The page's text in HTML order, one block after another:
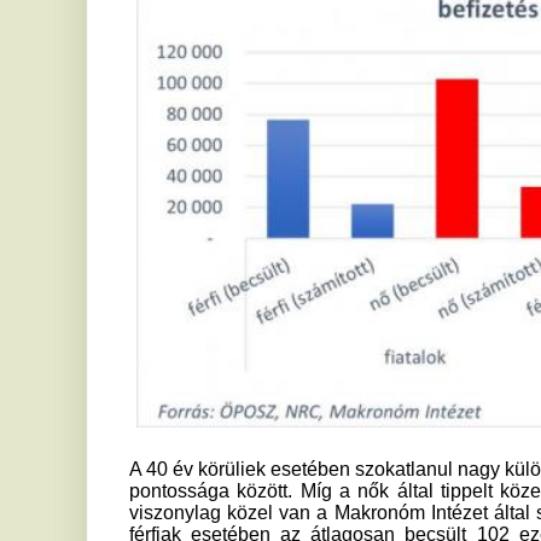
takarékoskodni a biztos időskori jövedelme érdekében” –
sosem késő, de minél korábban vág bele valaki, egyrészt
150 ezer forintos szja-visszatérítést, másrészt pedig –
világosan kiderül – annál kisebb havi befizetés is elegendő
Hétvégi olvasnivalók dunai
mérgezésektől egymást
mérgező AI-kig